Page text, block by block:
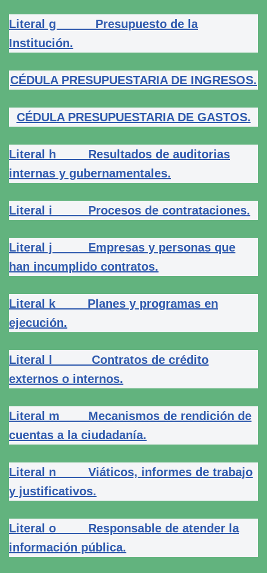
Literal g Presupuesto de la
Institución.
CÉDULA PRESUPUESTARIA DE INGRESOS.
CÉDULA PRESUPUESTARIA DE GASTOS.
Literal h Resultados de auditorias
internas y gubernamentales.
Literal i Procesos de contrataciones.
Literal j Empresas y personas que
han incumplido contratos.
Literal k Planes y programas en
ejecución.
Literal l Contratos de crédito
externos o internos.
Literal m Mecanismos de rendición de
cuentas a la ciudadanía.
Literal n Viáticos, informes de trabajo
y justificativos.
Literal o Responsable de atender la
información pública.